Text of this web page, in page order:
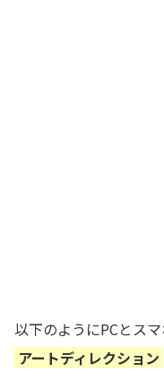
以下のようにPCとス
アートディレクション